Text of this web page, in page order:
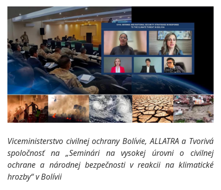
Viceministerstvo civilnej ochrany Bolívie, ALLATRA a Tvorivá
spoločnosť na „Seminári na vysokej úrovni o civilnej
ochrane a národnej bezpečnosti v reakcii na klimatické
hrozby“ v Bolívii